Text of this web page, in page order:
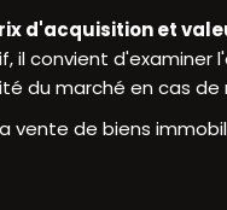
d'acquisition et
il convient d'examiner
du marché en cas
vente de biens